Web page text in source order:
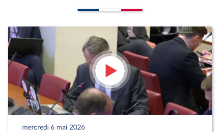
mercredi 6 mai 2026